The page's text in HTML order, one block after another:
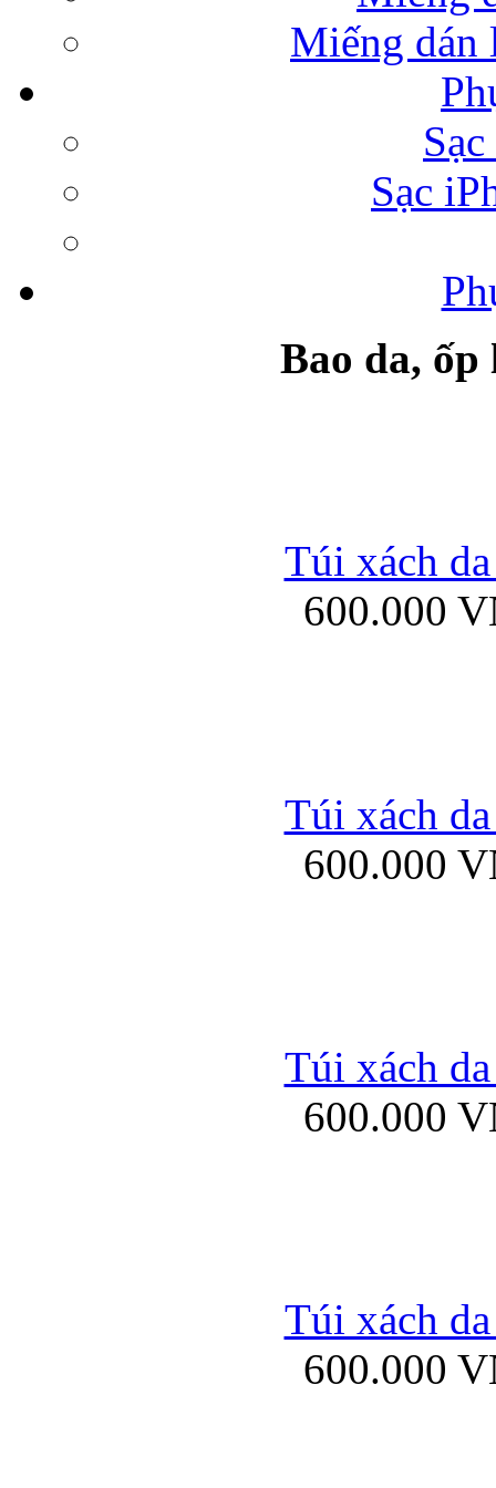
Bao da Samsung
Túi đựng iPad
Ốp lưng silicon
Ốp lưng Samsung
Ốp lưng
Miếng dán
Sạc
Bao da,
Túi xách
600.000
Túi xách
600.000
Túi xách
600.000
Túi xách
600.000